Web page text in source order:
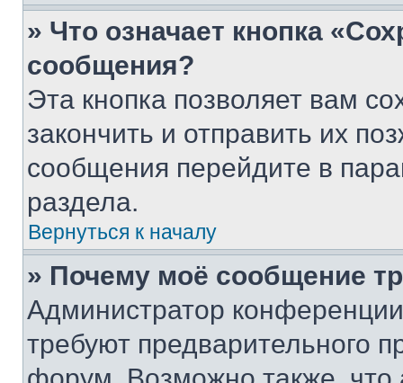
» Что означает кнопка
сообщения?
Эта кнопка позволяет вам
закончить и отправить их
сообщения перейдите в
раздела.
Вернуться к началу
» Почему моё сообщение
Администратор
требуют предварительного